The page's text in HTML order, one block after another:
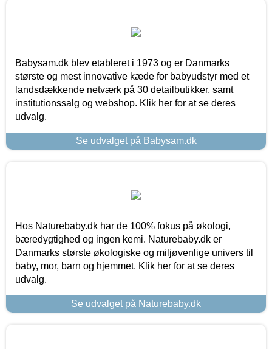
Babysam.dk blev etableret i 1973 og er Danmarks
største og mest innovative kæde for babyudstyr med et
landsdækkende netværk på 30 detailbutikker, samt
institutionssalg og webshop. Klik her for at se deres
udvalg.
Se udvalget på Babysam.dk
Hos Naturebaby.dk har de 100% fokus på økologi,
bæredygtighed og ingen kemi. Naturebaby.dk er
Danmarks største økologiske og miljøvenlige univers til
baby, mor, barn og hjemmet. Klik her for at se deres
udvalg.
Se udvalget på Naturebaby.dk